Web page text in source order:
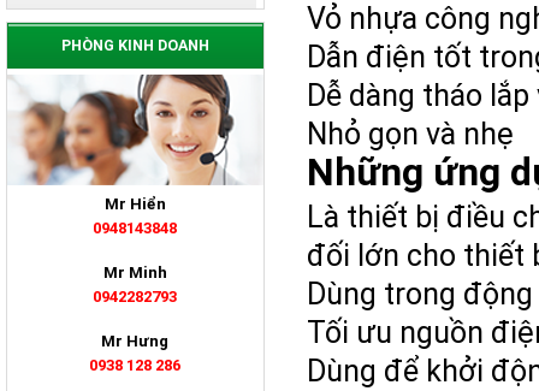
Vỏ nhựa công
Dẫn điện tốt
Dễ dàng tháo
Nhỏ gọn và nhẹ
Những ứng
Là thiết bị điều
đối lớn cho thiết
Dùng trong
Tối ưu nguồn
Dùng để khởi
PHÒNG KINH DOANH
Mr Hiển
0948143848
Mr Minh
0942282793
Mr Hưng
0938 128 286